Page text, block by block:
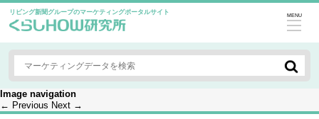
リビング新聞グループのマーケティングポータルサイト MENU
Image navigation
← Previous Next →